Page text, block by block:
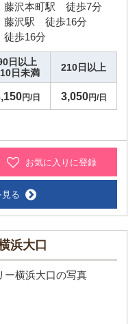
沢本町駅 徒歩7分
藤沢駅 徒歩16分
歩16分
日以上
日未満
210日以上
円/日 3,050円/日
お気に入りに登録
る
浜大口